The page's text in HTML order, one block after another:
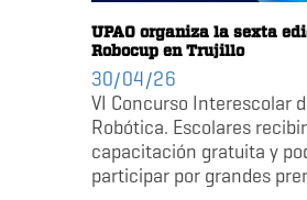
UPAO organiza la sexta
Robocup en Trujillo
30/04/26
VI Concurso Interescolar
Robótica. Escolares
capacitación gratuita y
participar por grandes